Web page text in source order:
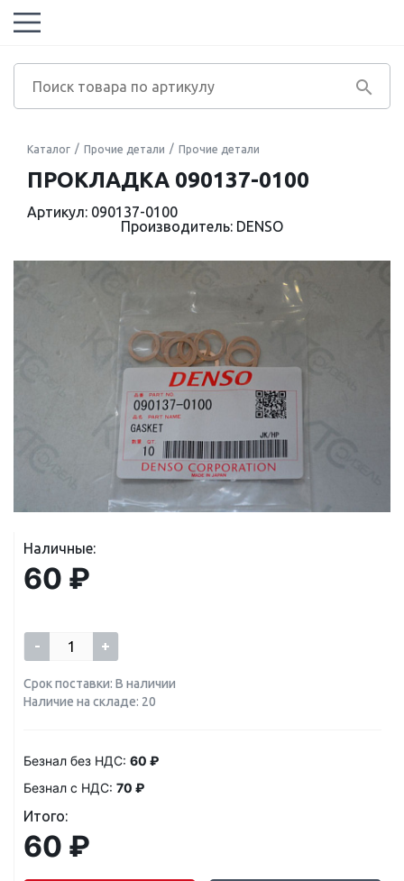
Каталог Прочие детали Прочие детали
ПРОКЛАДКА 090137-0100
Артикул: 090137-0100
Производитель: DENSO
Наличные:
60 ₽
- +
Срок поставки: В наличии
Наличие на складе: 20
Безнал без НДС: 60 ₽
Безнал с НДС: 70 ₽
Итого:
60 ₽